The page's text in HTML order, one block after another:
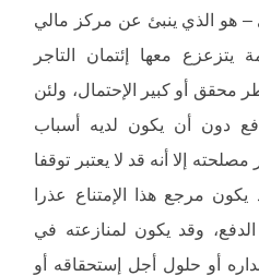
– هو الذي ينبئ عن مركز مالي
معها إئتمان التاجر
محقق أو كبير الإحتمال، ولئن
دون أن يكون لديه أسباب
إلا أنه قد لا يعتبر توقفا
يكون مرجع هذا الإمتناع عذرا
وقد يكون لمنازعته في
أو حلول أجل إستحقاقه أو